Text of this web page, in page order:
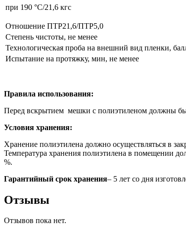
при 190 °С/21,6 кгс
Отношение ПТР21,6/ПТР5,0
Степень чистоты, не менее
Технологическая проба на внешний вид пленки,
Испытание на протяжку, мин, не менее
Правила использования:
Перед вскрытием мешки с полиэтиленом должны
Условия хранения:
Хранение полиэтилена должно осуществляться в
Температура хранения полиэтилена в помещении
%.
Гарантийный срок хранения– 5 лет со дня
Отзывы
Отзывов пока нет.